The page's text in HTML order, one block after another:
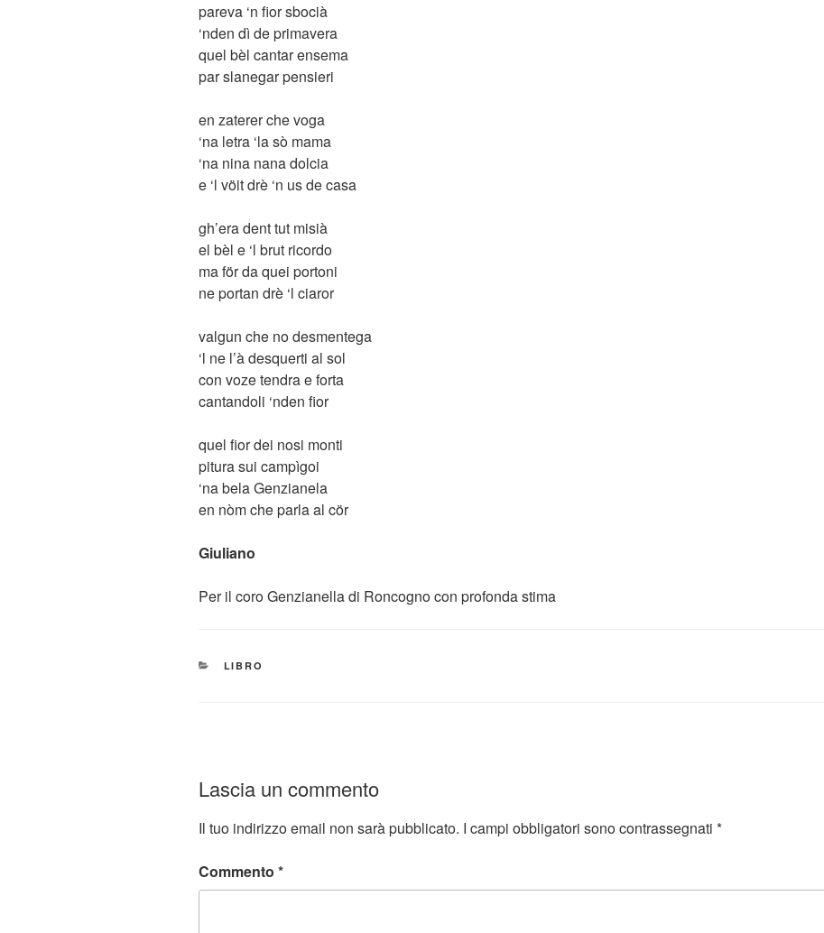
pareva ‘n fior sbocià
‘nden dì de primavera
quel bèl cantar ensema
par slanegar pensieri
en zaterer che voga
‘na letra ‘la sò mama
‘na nina nana dolcia
e ‘l vöit drè ‘n us de casa
gh’era dent tut misià
el bèl e ‘l brut ricordo
ma för da quei portoni
ne portan drè ‘l ciaror
valgun che no desmentega
‘l ne l’à desquerti al sol
con voze tendra e forta
cantandoli ‘nden fior
quel fior dei nosi monti
pitura sui campìgoi
‘na bela Genzianela
en nòm che parla al cör
Giuliano
Per il coro Genzianella di Roncogno con profonda stima
CATEGORIE
LIBRO
Lascia un commento
Il tuo indirizzo email non sarà pubblicato. I campi obbligatori sono contrassegnati *
Commento *